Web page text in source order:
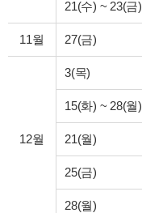
21(수) ~ 23(금)
11월 27(금)
12월
3(목)
15(화) ~ 28(월)
21(월)
25(금)
28(월)